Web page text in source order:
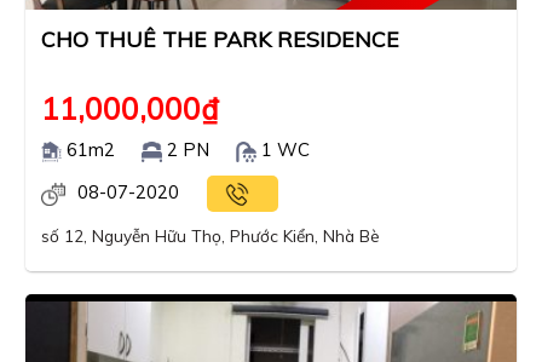
CHO THUÊ THE PARK RESIDENCE
11,000,000₫
61m2 2 PN
1 WC
08-07-2020
số 12, Nguyễn Hữu Thọ, Phước Kiển, Nhà Bè